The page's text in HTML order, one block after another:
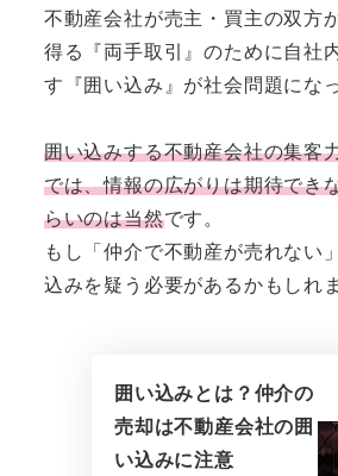
不動産会社が売主・買主の双方
得る『両手取引』のために自社
す『囲い込み』が社会問題にな
囲い込みする不動産会社の集客
では、情報の広がりは期待でき
らいのは当然です。
もし「仲介で不動産が売れない
込みを疑う必要があるかもしれ
囲い込みとは？仲介の
売却は不動産会社の囲
い込みに注意